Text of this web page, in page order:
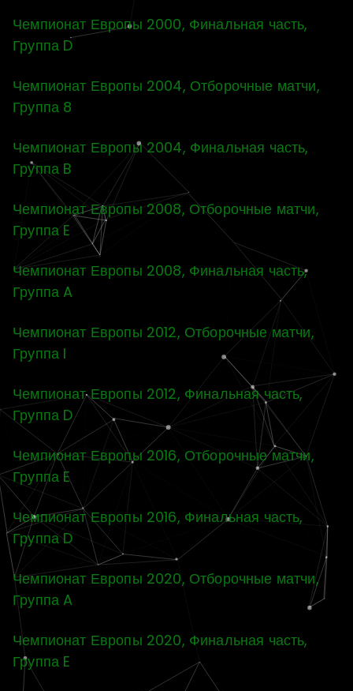
Чемпионат Европы 2000, Финальная часть,
Группа D
Чемпионат Европы 2004, Отборочные матчи,
Группа 8
Чемпионат Европы 2004, Финальная часть,
Группа B
Чемпионат Европы 2008, Отборочные матчи,
Группа E
Чемпионат Европы 2008, Финальная часть,
Группа A
Чемпионат Европы 2012, Отборочные матчи,
Группа I
Чемпионат Европы 2012, Финальная часть,
Группа D
Чемпионат Европы 2016, Отборочные матчи,
Группа E
Чемпионат Европы 2016, Финальная часть,
Группа D
Чемпионат Европы 2020, Отборочные матчи,
Группа A
Чемпионат Европы 2020, Финальная часть,
Группа E